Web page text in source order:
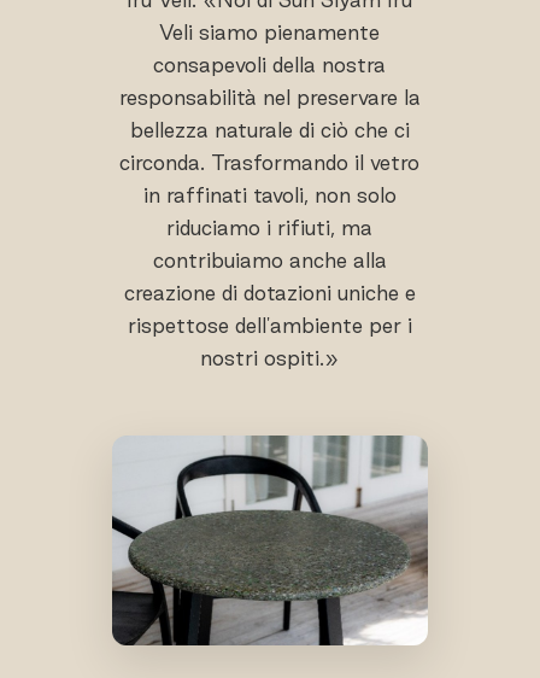
Veli siamo pienamente
consapevoli della nostra
responsabilità nel preservare la
bellezza naturale di ciò che ci
circonda. Trasformando il vetro
in raffinati tavoli, non solo
riduciamo i rifiuti, ma
contribuiamo anche alla
creazione di dotazioni uniche e
rispettose dell'ambiente per i
nostri ospiti.»